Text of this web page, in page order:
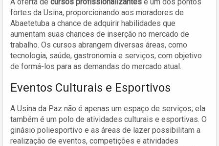
fortes da Usina, proporcionando aos moradores de
Abaetetuba a chance de adquirir habilidades que
aumentam suas chances de inserção no mercado de
trabalho. Os cursos abrangem diversas áreas, como
tecnologia, saúde, gastronomia e serviços, com objetivo
de formá-los para as demandas do mercado atual.
Eventos Culturais e Esportivos
A Usina da Paz não é apenas um espaço de serviços; ela
também é um polo de atividades culturais e esportivas. O
ginásio poliesportivo e as áreas de lazer possibilitam a
realização de eventos, competições e atividades